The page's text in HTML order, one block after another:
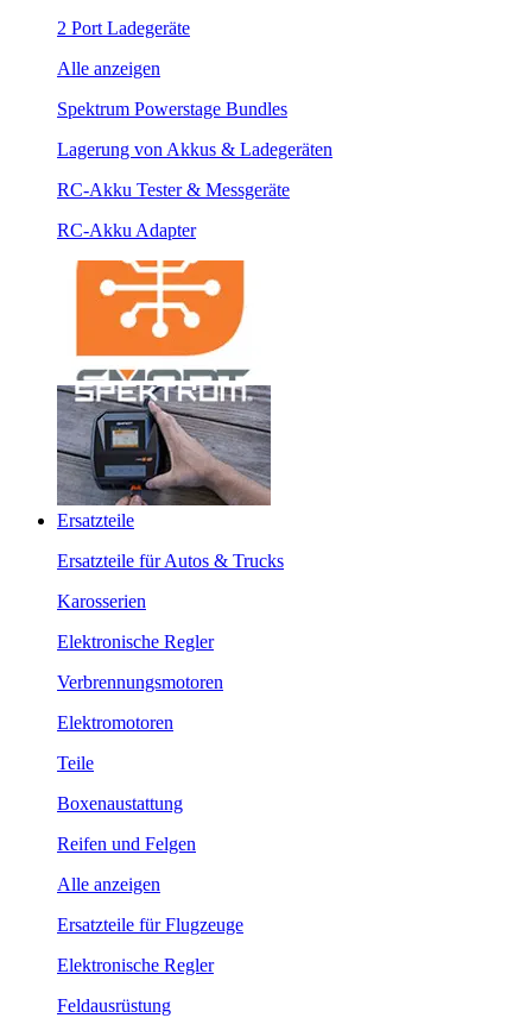
2 Port Ladegeräte
Alle anzeigen
Spektrum Powerstage Bundles
Lagerung von Akkus & Ladegeräten
RC-Akku Tester & Messgeräte
RC-Akku Adapter
Ersatzteile
Ersatzteile für Autos & Trucks
Karosserien
Elektronische Regler
Verbrennungsmotoren
Elektromotoren
Teile
Boxenaustattung
Reifen und Felgen
Alle anzeigen
Ersatzteile für Flugzeuge
Elektronische Regler
Feldausrüstung